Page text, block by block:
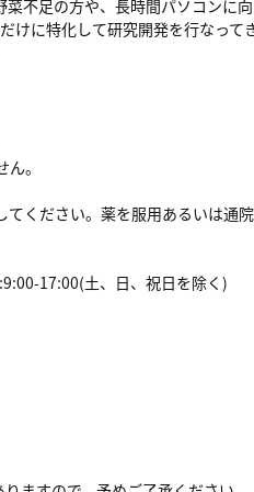
不足の方や、長時間パソコンに
に特化して研究開発を行なって
。
ください。薬を服用あるいは通
17:00(土、日、祝日を除く)